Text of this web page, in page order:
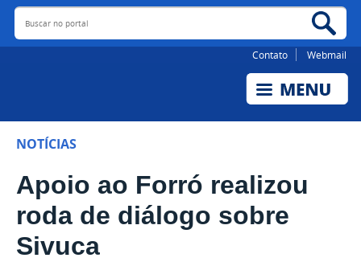
Buscar no portal
Contato Webmail
NOTÍCIAS
Apoio ao Forró realizou
roda de diálogo sobre
Sivuca